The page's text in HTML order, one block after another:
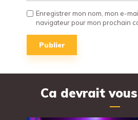
Enregistrer mon nom, mon e-
navigateur pour mon prochain
Ca devrait